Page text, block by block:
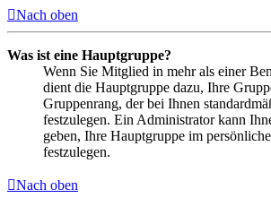
Nach oben
Was ist eine Hauptgruppe?
Wenn Sie Mitglied in mehr als einer
dient die Hauptgruppe dazu, Ihre
Gruppenrang, der bei Ihnen
festzulegen. Ein Administrator kann
geben, Ihre Hauptgruppe im
festzulegen.
Nach oben